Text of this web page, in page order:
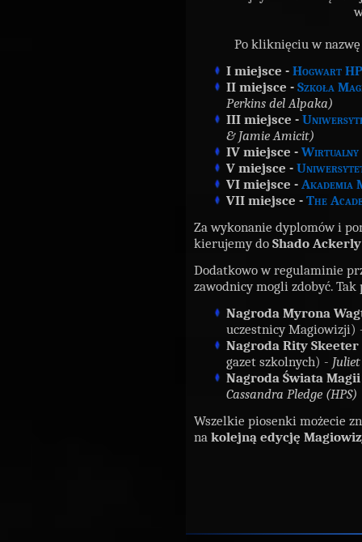
Po kliknięciu w
I miejsce - Hogwart
II miejsce - Szkoła
Perkins del Alpaka)
III miejsce -
& Jamie Amicit)
IV miejsce - Wirtualny
V miejsce -
VI miejsce - Akademia
VII miejsce - The
Za wykonanie dyplomów i
kierujemy do Shado
Dodatkowo w regulaminie
zawodnicy mogli zdobyć.
Nagroda Myrona
uczestnicy
Nagroda Rity Skeeter
gazet szkolnych) -
Nagroda Świata Magii
Cassandra Pledge (HPS)
Wszelkie piosenki możecie
na kolejną edycję